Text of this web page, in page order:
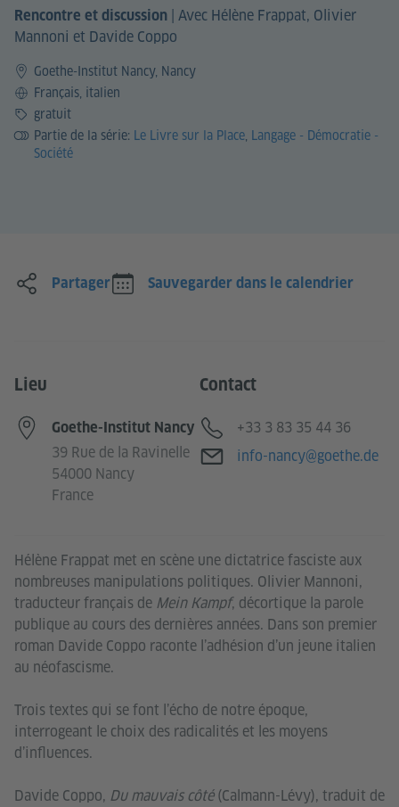
Rencontre et discussion | Avec Hélène Frappat, Olivier
Mannoni et Davide Coppo
Goethe-Institut Nancy, Nancy
LangueFrançais, italien
Prixgratuit
Partie de la série: Le Livre sur la Place, Langage - Démocratie -
Société
Hélène Frappat met en scène une dictatrice fasciste aux
nombreuses manipulations politiques. Olivier Mannoni,
traducteur français de Mein Kampf, décortique la parole
publique au cours des dernières années. Dans son premier
roman Davide Coppo raconte l’adhésion d’un jeune italien
au néofascisme.
Trois textes qui se font l’écho de notre époque,
interrogeant le choix des radicalités et les moyens
d’influences.
Davide Coppo, Du mauvais côté(Calmann-Lévy), traduit de
Partager Sauvegarder dans le calendrier
Lieu
Goethe-Institut Nancy
39 Rue de la Ravinelle
54000 Nancy
France
Contact
Téléphone
+33 3 83 35 44 36
Adresse e-mail
info-nancy@goethe.de